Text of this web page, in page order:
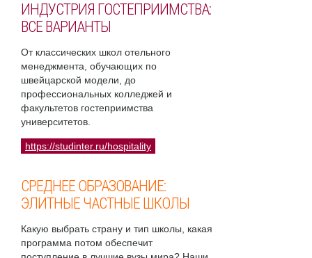
ИНДУСТРИЯ ГОСТЕПРИИМСТВА:
ВСЕ ВАРИАНТЫ
От классических школ отельного
менеджмента, обучающих по
швейцарской модели, до
профессиональных колледжей и
факультетов гостеприимства
университетов.
https://studinter.ru/hospitality
СРЕДНЕЕ ОБРАЗОВАНИЕ:
ЭЛИТНЫЕ ЧАСТНЫЕ ШКОЛЫ
Какую выбрать страну и тип школы, какая
программа потом обеспечит